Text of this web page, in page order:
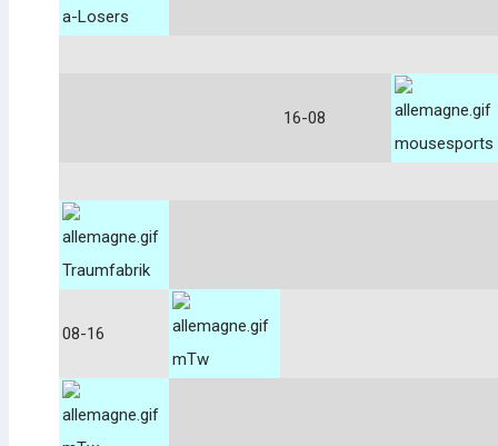
a-Losers
16-08
mousesports
Traumfabrik
08-16
mTw